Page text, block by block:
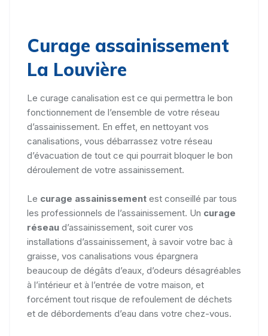
Curage assainissement
La Louvière
Le curage canalisation est ce qui permettra le bon
fonctionnement de l’ensemble de votre réseau
d’assainissement. En effet, en nettoyant vos
canalisations, vous débarrassez votre réseau
d’évacuation de tout ce qui pourrait bloquer le bon
déroulement de votre assainissement.
Le curage assainissement est conseillé par tous
les professionnels de l’assainissement. Un curage
réseau d’assainissement, soit curer vos
installations d’assainissement, à savoir votre bac à
graisse, vos canalisations vous épargnera
beaucoup de dégâts d’eaux, d’odeurs désagréables
à l’intérieur et à l’entrée de votre maison, et
forcément tout risque de refoulement de déchets
et de débordements d’eau dans votre chez-vous.